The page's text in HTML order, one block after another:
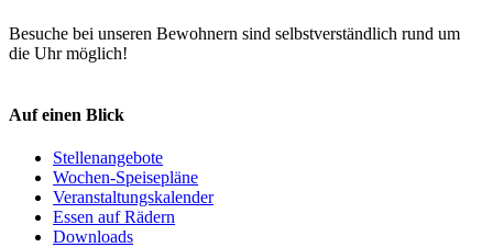
Besuche bei unseren Bewohnern sind selbstverständlich rund um
die Uhr möglich!
Auf einen Blick
Stellenangebote
Wochen-Speisepläne
Veranstaltungskalender
Essen auf Rädern
Downloads